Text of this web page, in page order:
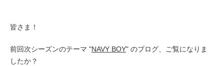
皆さま！
前回次シーズンのテーマ "NAVY BOY" のブログ、ご覧になりま
したか？